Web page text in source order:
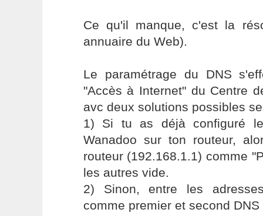
Ce qu'il manque, c'est la
annuaire du Web).
Le paramétrage du DNS
"Accès à Internet" du Centre
avc deux solutions possibles
1) Si tu as déjà configuré
Wanadoo sur ton routeur,
routeur (192.168.1.1) comme
les autres vide.
2) Sinon, entre les
comme premier et second DNS